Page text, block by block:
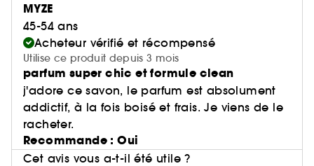
MYZE
45-54 ans
Acheteur vérifié et récompensé
Utilise ce produit depuis 3 mois
parfum super chic et formule clean
j'adore ce savon, le parfum est absolument
addictif, à la fois boisé et frais. Je viens de le
racheter.
Recommande : Oui
Cet avis vous a-t-il été utile ?